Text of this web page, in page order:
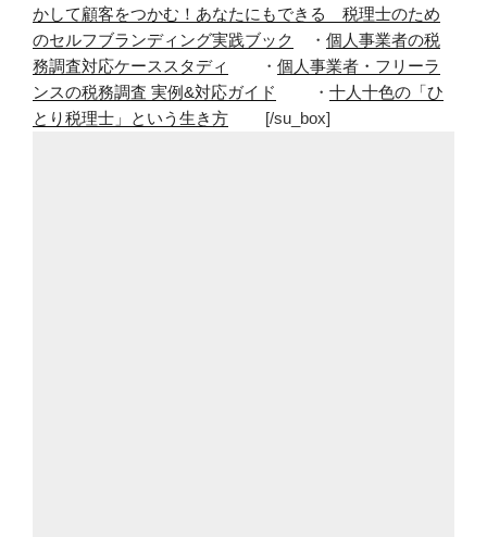
かして顧客をつかむ！あなたにもできる 税理士のため
のセルフブランディング実践ブック
・ 個人事業者の税
務調査対応ケーススタディ
・ 個人事業者・フリーラ
ンスの税務調査 実例&対応ガイド
・ 十人十色の「ひ
とり税理士」という生き方 [/su_box]